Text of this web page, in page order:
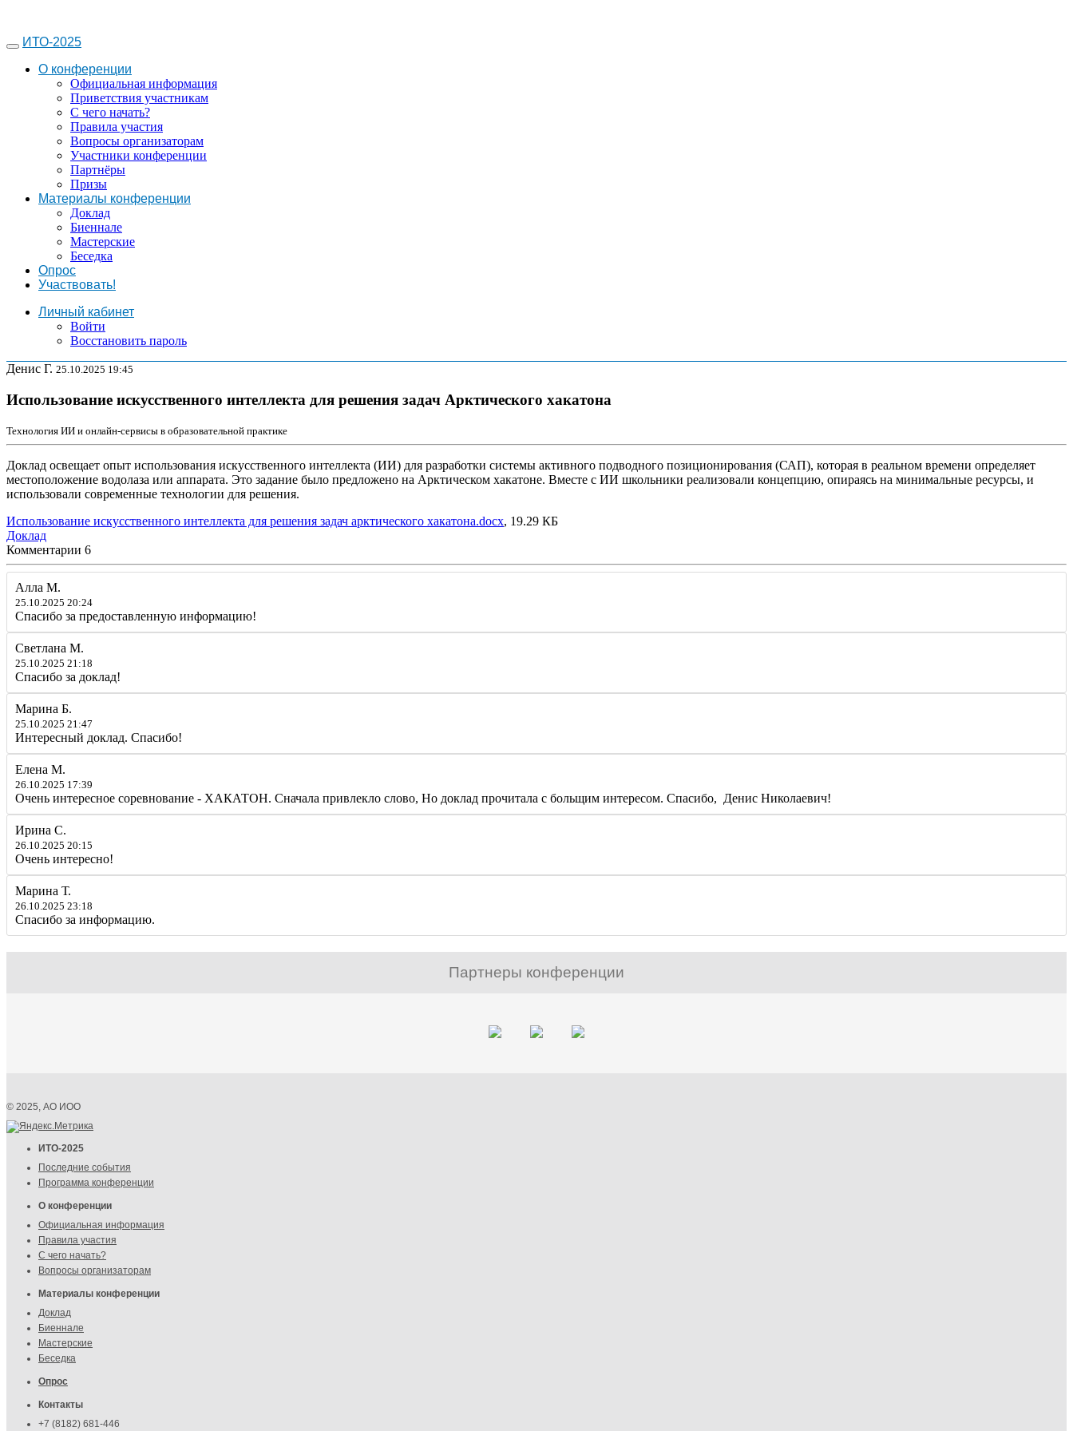
ИТО-2025
О конференции
Официальная информация
Приветствия участникам
С чего начать?
Правила участия
Вопросы организаторам
Участники конференции
Партнёры
Призы
Материалы конференции
Доклад
Биеннале
Мастерские
Беседка
Опрос
Участвовать!
Личный кабинет
Войти
Восстановить пароль
Денис Г. 25.10.2025 19:45
Использование искусственного интеллекта для решения задач Арктического хакатона
Технология ИИ и онлайн-сервисы в образовательной практике
Доклад освещает опыт использования искусственного интеллекта (ИИ) для разработки системы активного подводного позиционирования (САП), которая в реальном времени определяет
местоположение водолаза или аппарата. Это задание было предложено на Арктическом хакатоне. Вместе с ИИ школьники реализовали концепцию, опираясь на минимальные ресурсы, и
использовали современные технологии для решения.
Использование искусственного интеллекта для решения задач арктического хакатона.docx, 19.29 КБ
Доклад
Комментарии 6
Алла М.
25.10.2025 20:24
Спасибо за предоставленную информацию!
Светлана М.
25.10.2025 21:18
Спасибо за доклад!
Марина Б.
25.10.2025 21:47
Интересный доклад. Спасибо!
Елена М.
26.10.2025 17:39
Очень интересное соревнование - ХАКАТОН. Сначала привлекло слово, Но доклад прочитала с больщим интересом. Спасибо, Денис Николаевич!
Ирина С.
26.10.2025 20:15
Очень интересно!
Марина Т.
26.10.2025 23:18
Спасибо за информацию.
Партнеры конференции
© 2025, АО ИОО
ИТО-2025
Последние события
Программа конференции
О конференции
Официальная информация
Правила участия
С чего начать?
Вопросы организаторам
Материалы конференции
Доклад
Биеннале
Мастерские
Беседка
Опрос
Контакты
+7 (8182) 681-446